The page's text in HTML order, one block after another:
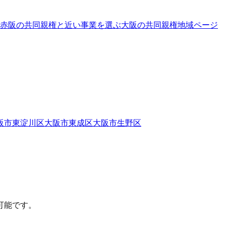
阪の共同親権と近い事業を選ぶ大阪の共同親権地域ページ
市東淀川区大阪市東成区大阪市生野区
です。